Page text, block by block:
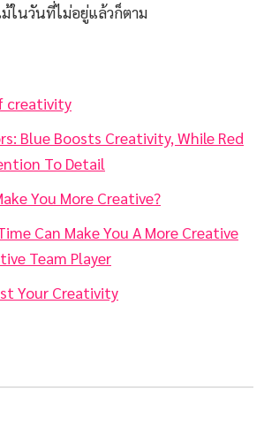
ในวันที่ไม่อยู่แล้วก็ตาม
creativity
Blue Boosts Creativity, While Red
To Detail
You More Creative?
Can Make You A More Creative
Team Player
Your Creativity